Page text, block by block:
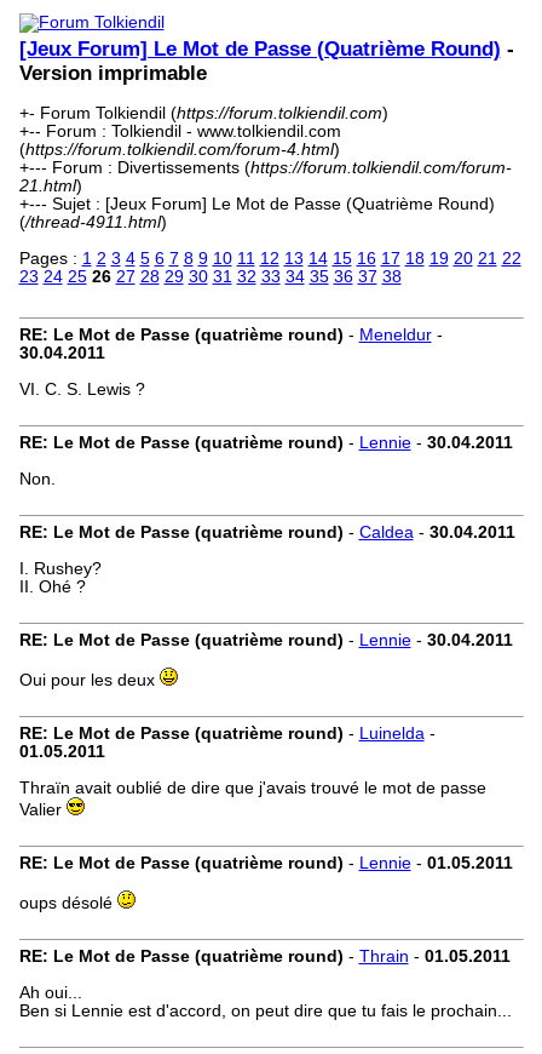
[Jeux Forum] Le Mot de Passe (Quatrième Round) -
Version imprimable
+- Forum Tolkiendil (https://forum.tolkiendil.com)
+-- Forum : Tolkiendil - www.tolkiendil.com
(https://forum.tolkiendil.com/forum-4.html)
+--- Forum : Divertissements (https://forum.tolkiendil.com/forum-
21.html)
+--- Sujet : [Jeux Forum] Le Mot de Passe (Quatrième Round)
(/thread-4911.html)
Pages : 1 2 3 4 5 6 7 8 9 10 11 12 13 14 15 16 17 18 19 20 21 22
23 24 25 26 27 28 29 30 31 32 33 34 35 36 37 38
RE: Le Mot de Passe (quatrième round) - Meneldur-
30.04.2011
VI. C. S. Lewis ?
RE: Le Mot de Passe (quatrième round) - Lennie- 30.04.2011
Non.
RE: Le Mot de Passe (quatrième round) - Caldea- 30.04.2011
I. Rushey?
II. Ohé ?
RE: Le Mot de Passe (quatrième round) - Lennie- 30.04.2011
Oui pour les deux
RE: Le Mot de Passe (quatrième round) - Luinelda-
01.05.2011
Thraïn avait oublié de dire que j'avais trouvé le mot de passe
Valier
RE: Le Mot de Passe (quatrième round) - Lennie- 01.05.2011
oups désolé
RE: Le Mot de Passe (quatrième round) - Thrain - 01.05.2011
Ah oui...
Ben si Lennie est d'accord, on peut dire que tu fais le prochain...